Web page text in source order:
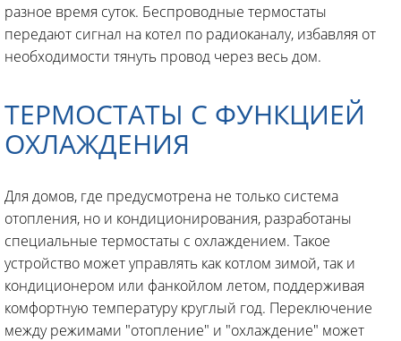
разное время суток. Беспроводные термостаты
передают сигнал на котел по радиоканалу, избавляя от
необходимости тянуть провод через весь дом.
ТЕРМОСТАТЫ С ФУНКЦИЕЙ
ОХЛАЖДЕНИЯ
Для домов, где предусмотрена не только система
отопления, но и кондиционирования, разработаны
специальные термостаты с охлаждением. Такое
устройство может управлять как котлом зимой, так и
кондиционером или фанкойлом летом, поддерживая
комфортную температуру круглый год. Переключение
между режимами "отопление" и "охлаждение" может